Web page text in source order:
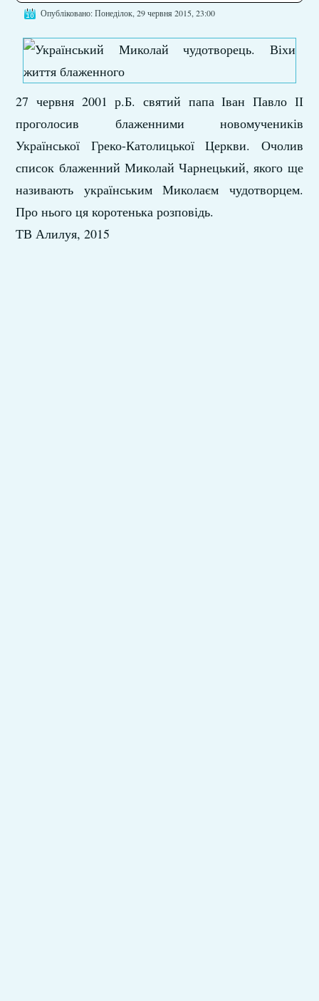
Опубліковано: Понеділок, 29 червня 2015, 23:00
27 червня 2001 р.Б. святий папа Іван Павло ІІ
проголосив блаженними новомучеників
Української Греко-Католицької Церкви. Очолив
список блаженний Миколай Чарнецький, якого ще
називають українським Миколаєм чудотворцем.
Про нього ця коротенька розповідь.
ТВ Алилуя, 2015